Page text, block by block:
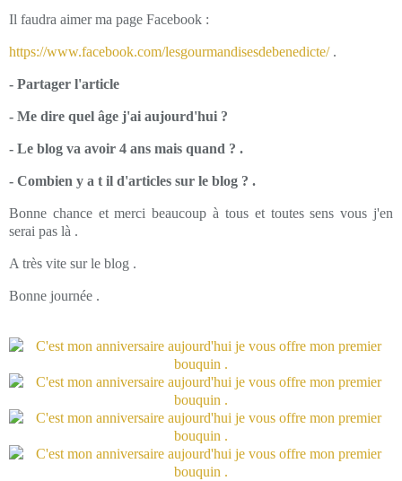
Il faudra aimer ma page Facebook :
https://www.facebook.com/lesgourmandisesdebenedicte/.
- Partager l'article
- Me dire quel âge j'ai aujourd'hui ?
- Le blog va avoir 4 ans mais quand ? .
- Combien y a t il d'articles sur le blog ? .
Bonne chance et merci beaucoup à tous et toutes sens vous j'en
serai pas là .
A très vite sur le blog .
Bonne journée .